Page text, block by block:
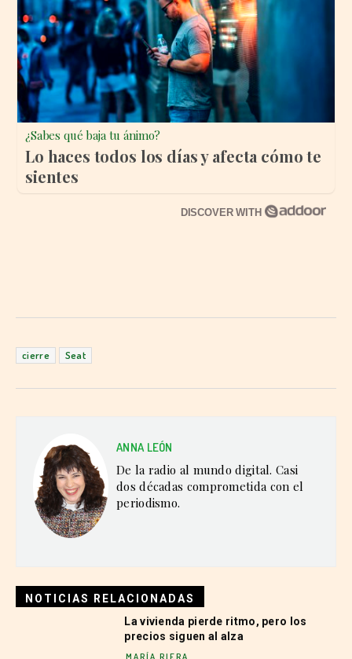
¿Sabes qué baja tu ánimo?
Lo haces todos los días y afecta cómo te
sientes
DISCOVER WITH
cierre Seat
ANNA LEÓN
De la radio al mundo digital. Casi
dos décadas comprometida con el
periodismo.
NOTICIAS RELACIONADAS
La vivienda pierde ritmo, pero los
precios siguen al alza
MARÍA RIERA